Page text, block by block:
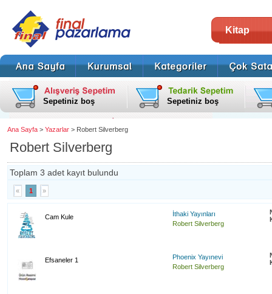
Kitap
Sepetiniz boş Sepetiniz boş
Ana Sayfa > Yazarlar > Robert Silverberg
Robert Silverberg
Toplam 3 adet kayıt bulundu
« 1 »
Cam Kule
İthaki Yayınları
Robert Silverberg
Efsaneler 1
Phoenix Yayınevi
Robert Silverberg